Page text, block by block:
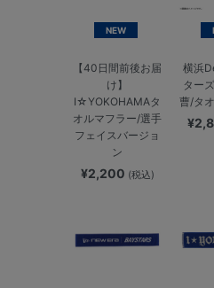
NEW
【40日間前後お届
け】
I☆YOKOHAMAタ
オルマフラー/選手
フェイスバージョ
ン
¥2,200 (税込)
横浜
ター
曹/タ